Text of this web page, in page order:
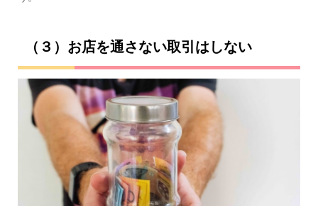
（３）お店を通さない取引はしない